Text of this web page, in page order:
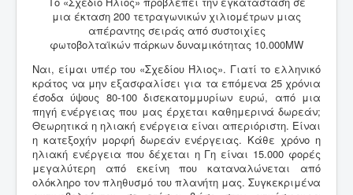
μια έκταση 200 τετραγωνικών χιλιομέτρων μιας
απέραντης σειράς από συστοιχίες
φωτοβολταϊκών πάρκων δυναμικότητας 10.000MW
Ναι, είμαι υπέρ του «Σχεδίου Ήλιος». Γιατί το ελληνικό
κράτος να μην εξασφαλίσει για τα επόμενα 25 χρόνια
έσοδα ύψους 80-100 δισεκατομμυρίων ευρώ, από μια
πηγή ενέργειας που μας έρχεται καθημερινά δωρεάν;
Θεωρητικά η ηλιακή ενέργεια είναι απεριόριστη. Είναι
η κατεξοχήν μορφή δωρεάν ενέργειας. Κάθε χρόνο η
ηλιακή ενέργεια που δέχεται η Γη είναι 15.000 φορές
μεγαλύτερη από εκείνη που καταναλώνεται από
ολόκληρο τον πληθυσμό του πλανήτη μας. Συγκεκριμένα